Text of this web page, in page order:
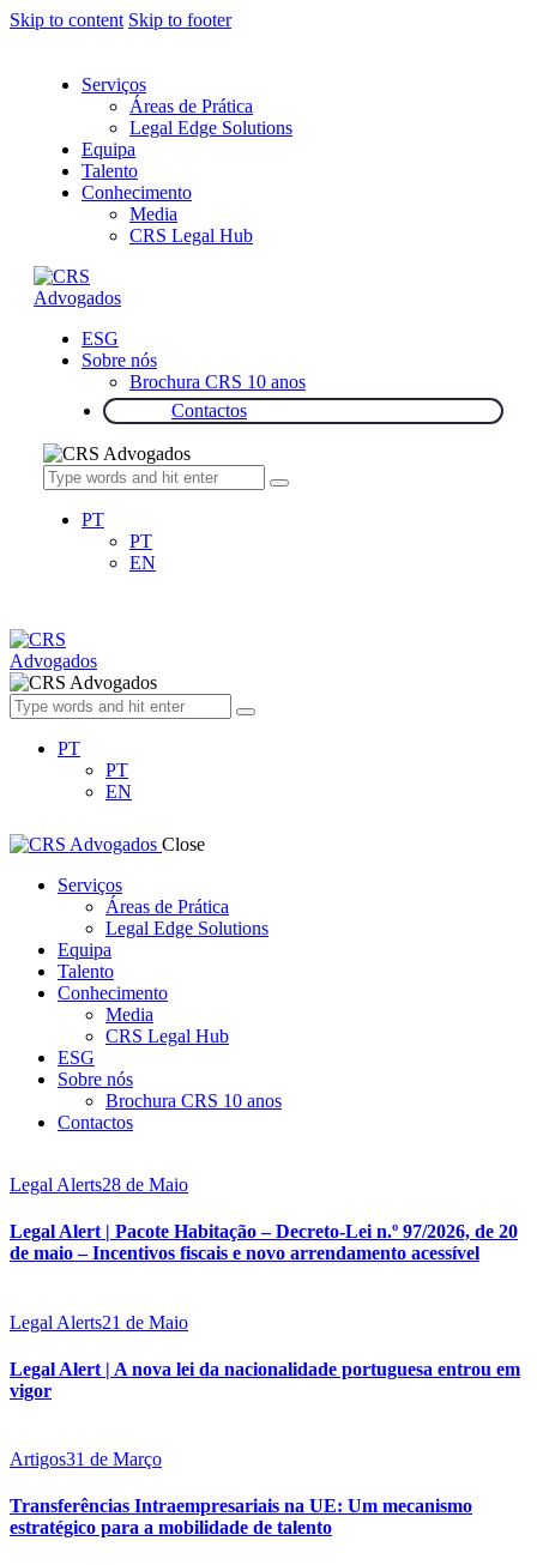
Skip to content Skip to footer
Serviços
Áreas de Prática
Legal Edge Solutions
Equipa
Talento
Conhecimento
Media
CRS Legal Hub
ESG
Sobre nós
Brochura CRS 10 anos
Contactos
PT
PT
EN
PT
PT
EN
Close
Serviços
Áreas de Prática
Legal Edge Solutions
Equipa
Talento
Conhecimento
Media
CRS Legal Hub
ESG
Sobre nós
Brochura CRS 10 anos
Contactos
Legal Alerts28 de Maio
Legal Alert | Pacote Habitação – Decreto‑Lei n.º 97/2026, de 20
de maio – Incentivos fiscais e novo arrendamento acessível
Legal Alerts21 de Maio
Legal Alert | A nova lei da nacionalidade portuguesa entrou em
vigor
Artigos31 de Março
Transferências Intraempresariais na UE: Um mecanismo
estratégico para a mobilidade de talento